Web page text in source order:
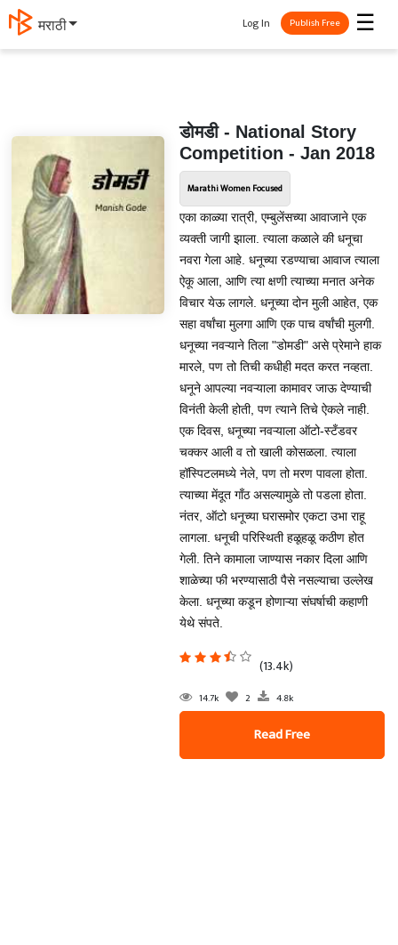
मराठी ☰
Log In Publish Free
डोमडी - National Story
Competition - Jan 2018
Marathi Women Focused
एका काळ्या रात्री, एम्बुलेंसच्या आवाजाने एक
व्यक्ती जागी झाला. त्याला कळाले की धनूचा
नवरा गेला आहे. धनूच्या रडण्याचा आवाज त्याला
ऐकू आला, आणि त्या क्षणी त्याच्या मनात अनेक
विचार येऊ लागले. धनूच्या दोन मुली आहेत, एक
सहा वर्षांचा मुलगा आणि एक पाच वर्षांची मुलगी.
धनूच्या नवऱ्याने तिला "डोमडी" असे प्रेमाने हाक
मारले, पण तो तिची कधीही मदत करत नव्हता.
धनूने आपल्या नवऱ्याला कामावर जाऊ देण्याची
विनंती केली होती, पण त्याने तिचे ऐकले नाही.
एक दिवस, धनूच्या नवऱ्याला ऑटो-स्टँडवर
चक्कर आली व तो खाली कोसळला. त्याला
हॉस्पिटलमध्ये नेले, पण तो मरण पावला होता.
त्याच्या मेंदूत गाँठ असल्यामुळे तो पडला होता.
नंतर, ऑटो धनूच्या घरासमोर एकटा उभा राहू
लागला. धनूची परिस्थिती हळूहळू कठीण होत
गेली. तिने कामाला जाण्यास नकार दिला आणि
शाळेच्या फी भरण्यासाठी पैसे नसल्याचा उल्लेख
केला. धनूच्या कडून होणाऱ्या संघर्षाची कहाणी
येथे संपते.
(13.4k)
14.7k 2 4.8k
Read Free